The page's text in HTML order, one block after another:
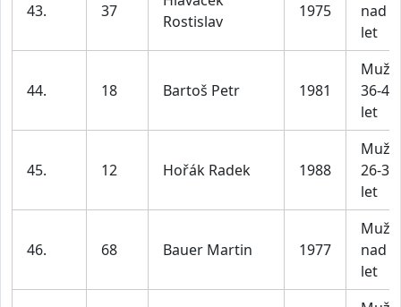
43. 37
Rostislav
1975
nad
let
44. 18 Bartoš Petr 1981
Muži
36-45
let
45. 12 Hořák Radek 1988
Muži
26-35
let
46. 68 Bauer Martin 1977
Muži
nad
let